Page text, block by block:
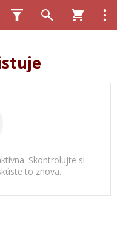
Skontrolujte si
to znova.